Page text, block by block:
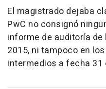
El magistrado dejaba
PwC no consignó
informe de auditoría
2015, ni tampoco en
intermedios a fecha 31